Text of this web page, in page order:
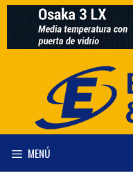
Saltar
contenido
MENÚ